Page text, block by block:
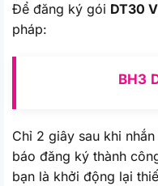
Để đăng ký gói DT30
pháp:
BH3
Chỉ 2 giây sau khi
báo đăng ký thành
bạn là khởi động lại